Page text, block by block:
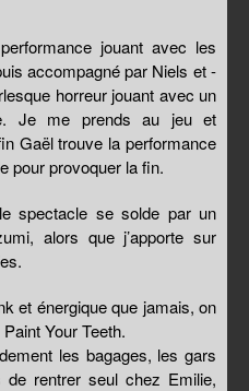
jouant avec les
accompagné par Niels et -
horreur jouant avec un
Je me prends au jeu et
Gaël trouve la performance
pour provoquer la fin.
spectacle se solde par un
alors que j’apporte sur
et énergique que jamais, on
Your Teeth.
les bagages, les gars
rentrer seul chez Emilie,